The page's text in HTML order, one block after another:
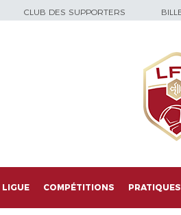
CLUB DES SUPPORTERS
LIGUE COMPÉTITIONS PRATIQUES